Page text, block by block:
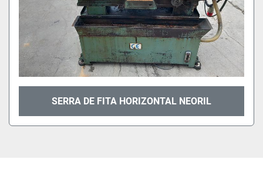
SERRA DE FITA HORIZONTAL NEORIL